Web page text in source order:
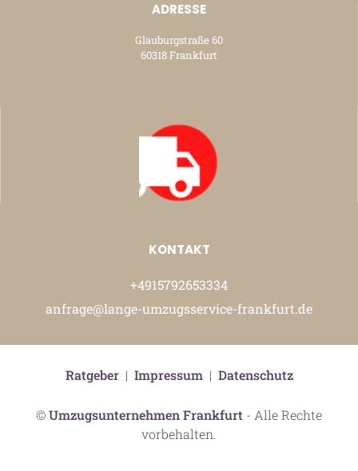
ADRESSE
Glauburgstraße 60
60318 Frankfurt
KONTAKT
+4915792653334
anfrage@lange-umzugsservice-frankfurt.de
©Umzugsunternehmen Frankfurt - Alle Rechte
vorbehalten.
Ratgeber| Impressum| Datenschutz